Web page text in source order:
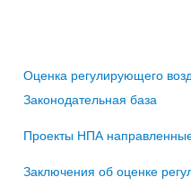
Оценка регулирующего
Законодательная база
Проекты НПА
Заключения об оценке